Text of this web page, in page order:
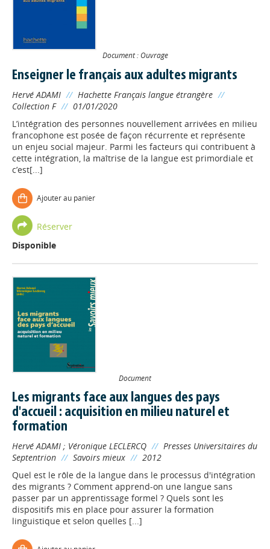
Document : Ouvrage
Enseigner le français aux adultes migrants
Hervé ADAMI // Hachette Français langue étrangère //
Collection F // 01/01/2020
L’intégration des personnes nouvellement arrivées en milieu
francophone est posée de façon récurrente et représente
un enjeu social majeur. Parmi les facteurs qui contribuent à
cette intégration, la maîtrise de la langue est primordiale et
c’est[...]
Ajouter au panier
Réserver
Disponible
Document
Les migrants face aux langues des pays
d'accueil : acquisition en milieu naturel et
formation
Hervé ADAMI ; Véronique LECLERCQ // Presses Universitaires du
Septentrion // Savoirs mieux // 2012
Quel est le rôle de la langue dans le processus d'intégration
des migrants ? Comment apprend-on une langue sans
passer par un apprentissage formel ? Quels sont les
dispositifs mis en place pour assurer la formation
linguistique et selon quelles [...]